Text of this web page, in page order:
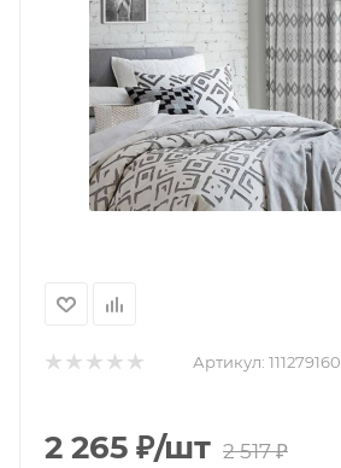
Артикул: 111279160
2 265 ₽/шт 2 517₽